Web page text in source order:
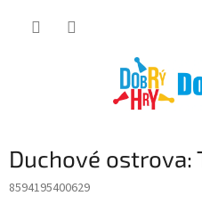
Duchové ostrova:
8594195400629